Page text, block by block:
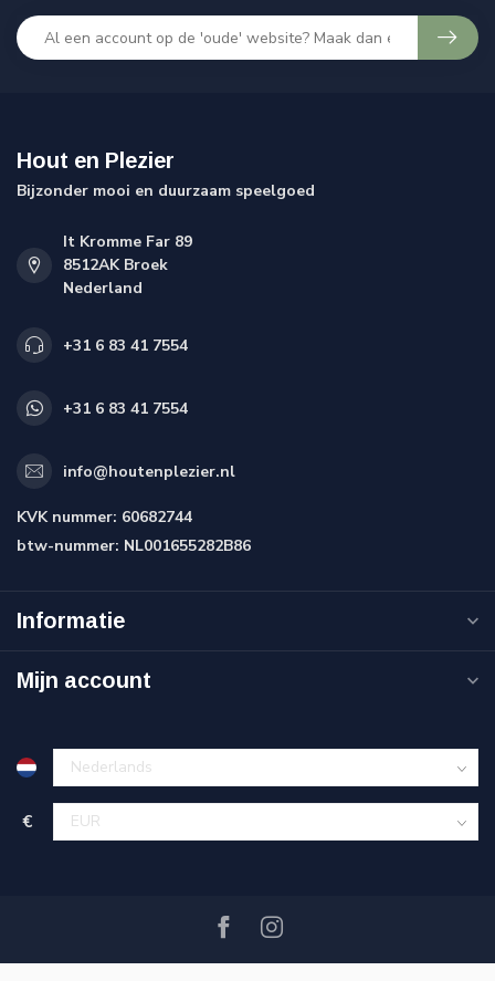
Hout en Plezier
Bijzonder mooi en duurzaam speelgoed
It Kromme Far 89
8512AK Broek
Nederland
+31 6 83 41 7554
+31 6 83 41 7554
info@houtenplezier.nl
KVK nummer: 60682744
btw-nummer: NL001655282B86
Informatie
Mijn account
€